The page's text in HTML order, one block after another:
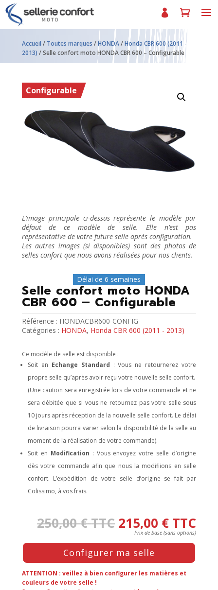
Accueil / Toutes marques /HONDA/Honda CBR 600 (2011 -
2013) / Selle confort moto HONDA CBR 600 – Configurable
Configurable
L’image principale ci-dessus représente le modèle par
défaut de ce modèle de selle. Elle n’est pas
représentative de votre future selle après configuration.
Les autres images (si disponibles) sont des photos de
selles confort que nous avons réalisées pour nos clients.
Délai de 6 semaines
Selle confort moto HONDA
CBR 600 – Configurable
Référence : HONDACBR600-CONFIG
Catégories : HONDA, Honda CBR 600 (2011 - 2013)
Ce modèle de selle est disponible :
Soit en Echange Standard : Vous ne retournerez votre
propre selle qu’après avoir reçu votre nouvelle selle confort.
(Une caution sera enregistrée lors de votre commande et ne
sera débitée que si vous ne retournez pas votre selle sous
10 jours après réception de la nouvelle selle confort. Le délai
de livraison pourra varier selon la disponibilité de la selle au
moment de la réalisation de votre commande).
Soit en Modification : Vous envoyez votre selle d’origine
dès votre commande afin que nous la modifiions en selle
confort. L’expédition de votre selle d’origine se fait par
Colissimo, à vos frais.
250,00€TTC 215,00 € TTC
Press
the
Configure
button
to
Configurer ma selle
ATTENTION : veillez à bien configurer les matières et
couleurs de votre selle !